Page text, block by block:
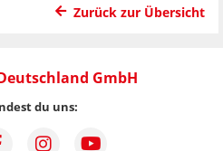
Zurück zur Übersicht
GmbH
du uns: